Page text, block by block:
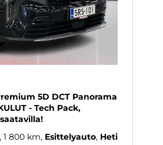
5D DCT Panorama
- Tech Pack,
800 km Esittelyauto Heti